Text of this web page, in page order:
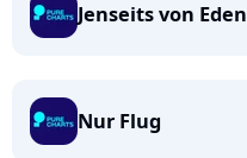
Jenseits von Eden
Nur Flug